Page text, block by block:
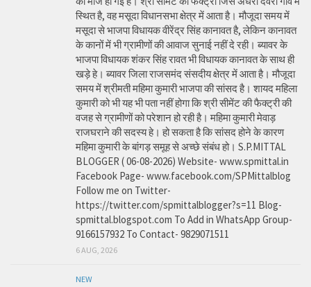
स्थित है, वह मसूदा विधानसभा क्षेत्र में आता है। मौजूदा समय में
मसूदा से भाजपा विधायक वीरेंद्र सिंह कानावत है, लेकिन कानावत
के कानों में भी ग्रामीणों की आवाज सुनाई नहीं दे रही। ब्यावर के
भाजपा विधायक शंकर सिंह रावत भी विधायक कानावत के साथ ही
खड़े हे। ब्यावर जिला राजसमंद संसदीय क्षेत्र में आता है। मौजूदा
समय में श्रीमती महिमा कुमारी भाजपा की सांसद है। शायद महिला
कुमारी को भी यह भी पता नहीं होगा कि श्री सीमेंट की फैक्ट्री की
वजह से ग्रामीणों को परेशान हो रही है। महिमा कुमारी मेवाड़
राजघराने की सदस्य हे। हो सकता है कि सांसद होने के कारण
महिमा कुमारी के बांगड़ समूह से अच्छे संबंध हो। S.P.MITTAL
BLOGGER ( 06-08-2026) Website- www.spmittal.in
Facebook Page- www.facebook.com/SPMittalblog
Follow me on Twitter-
https://twitter.com/spmittalblogger?s=11 Blog-
spmittal.blogspot.com To Add in WhatsApp Group-
9166157932 To Contact- 9829071511
6 AUG, 2026
NEW